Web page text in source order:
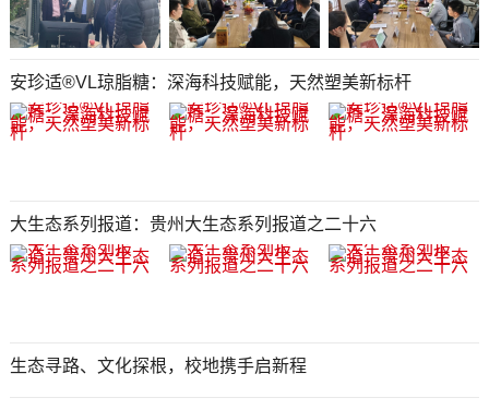
安珍适®️VL琼脂糖：深海科技赋能，天然塑美新标杆
大生态系列报道：贵州大生态系列报道之二十六
生态寻路、文化探根，校地携手启新程